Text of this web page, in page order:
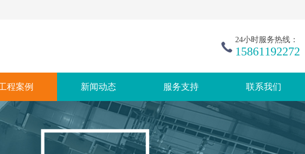
24小时服务热线：
15861192272
程案例 新闻动态 服务支持 联系我们